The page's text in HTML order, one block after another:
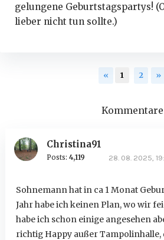
gelungene Geburtstagspartys!
lieber nicht tun sollte.)
« 1 2 »
Kommentare
Christina91
Posts: 4,119 28. 08. 2025,
Sohnemann hat in ca 1 Monat
Jahr habe ich keinen Plan, wo wir
habe ich schon einige angesehen
richtig Happy außer Tampolinhalle,